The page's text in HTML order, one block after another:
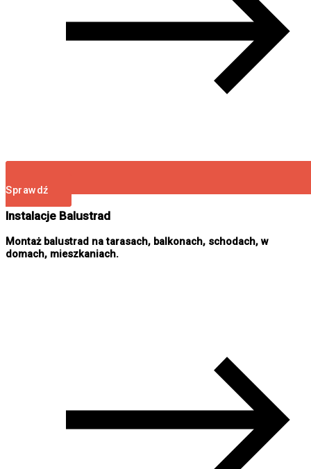
Sprawdź
Instalacje Balustrad
Montaż balustrad na tarasach, balkonach, schodach, w
domach, mieszkaniach.